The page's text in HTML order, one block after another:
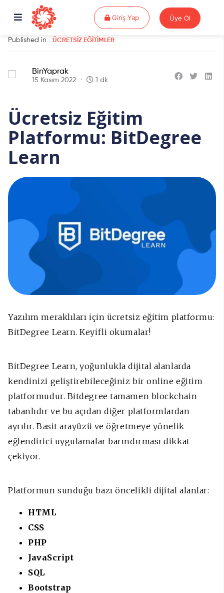
Giriş YapGiriş Yap Üye Ol
Published in ÜCRETSIZ EĞITIMLER
BinYaprak
15 Kasım 2022 1 dk
Ücretsiz Eğitim
Platformu: BitDegree
Learn
Yazılım meraklıları için ücretsiz eğitim platformu:
BitDegree Learn. Keyifli okumalar!
BitDegree Learn, yoğunlukla dijital alanlarda
kendinizi geliştirebileceğiniz bir online eğitim
platformudur. Bitdegree tamamen blockchain
tabanlıdır ve bu açıdan diğer platformlardan
ayrılır. Basit arayüzü ve öğretmeye yönelik
eğlendirici uygulamalar barındırması dikkat
çekiyor.
Platformun sunduğu bazı öncelikli dijital alanlar:
HTML
CSS
PHP
JavaScript
SQL
Bootstrap